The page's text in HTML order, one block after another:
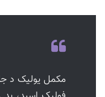
مکمل یولیک د